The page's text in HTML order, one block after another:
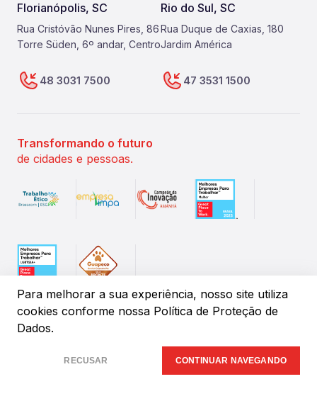
Para melhorar a sua experiência, nosso site utiliza
cookies conforme nossa Política de Proteção de
Dados.
RECUSAR CONTINUAR NAVEGANDO
Florianópolis, SC
Rua Cristóvão Nunes Pires, 86
Torre Süden, 6º andar, Centro
48 3031 7500
Rio do Sul, SC
Rua Duque de Caxias, 180
Jardim América
47 3531 1500
Transformando o futuro
de cidades e pessoas.
IPM Sistemas de Gestão Pública. Todos os direitos
reservados.
Insany.Design